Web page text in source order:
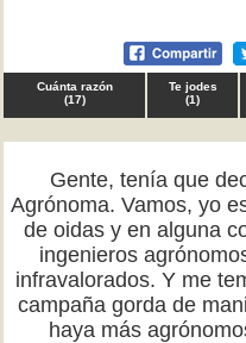
Cuánta razón
(17)
Te jodes
(1)
Gente, tenía que
Agrónoma. Vamos, yo
de oidas y en alguna
ingenieros
infravalorados. Y me
campaña gorda de
haya más